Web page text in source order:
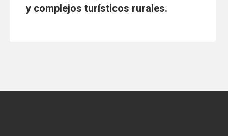
y complejos turísticos rurales.